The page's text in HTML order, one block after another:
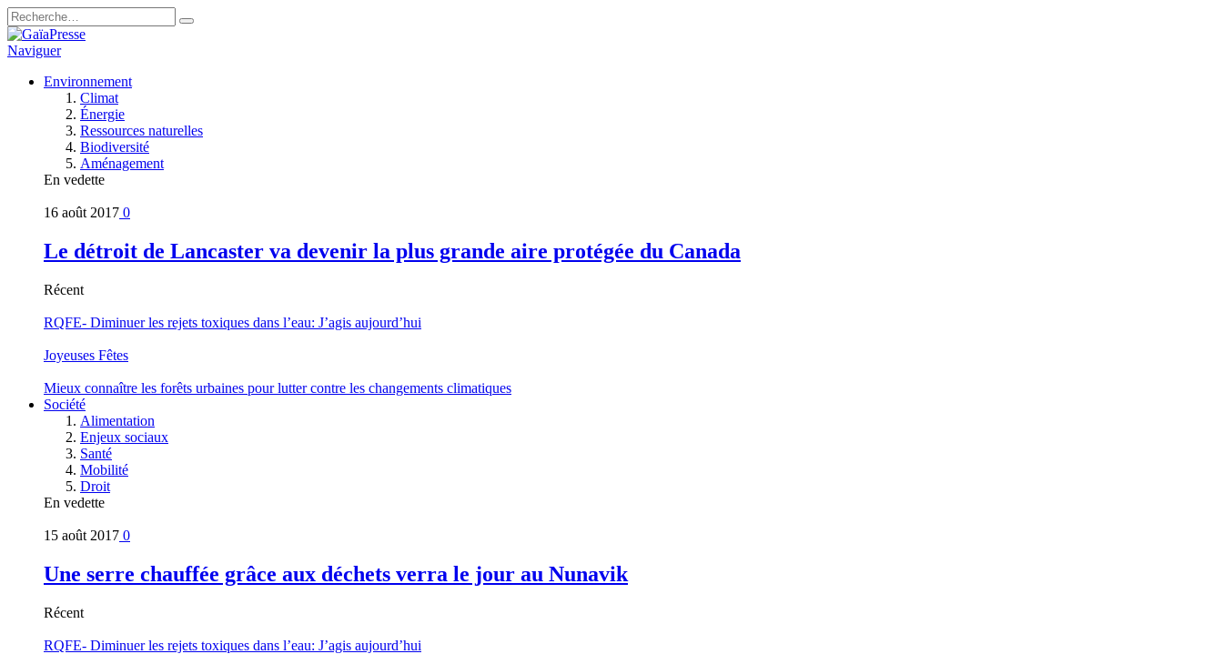
Naviguer
Environnement
Climat
Énergie
Ressources naturelles
Biodiversité
Aménagement
En vedette
16 août 2017 0
Le détroit de Lancaster va devenir la plus grande aire protégée du Canada
Récent
RQFE- Diminuer les rejets toxiques dans l’eau: J’agis aujourd’hui
Joyeuses Fêtes
Mieux connaître les forêts urbaines pour lutter contre les changements climatiques
Société
Alimentation
Enjeux sociaux
Santé
Mobilité
Droit
En vedette
15 août 2017 0
Une serre chauffée grâce aux déchets verra le jour au Nunavik
Récent
RQFE- Diminuer les rejets toxiques dans l’eau: J’agis aujourd’hui